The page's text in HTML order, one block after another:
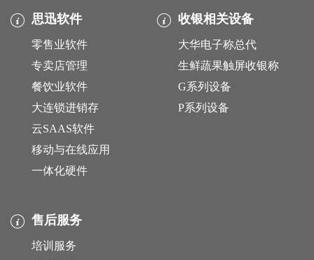
思迅软件
零售业软件
专卖店管理
餐饮业软件
大连锁进销存
云SAAS软件
移动与在线应用
一体化硬件
收银相关设备
大华电子称总代
生鲜蔬果触屏收银称
G系列设备
P系列设备
售后服务
培训服务